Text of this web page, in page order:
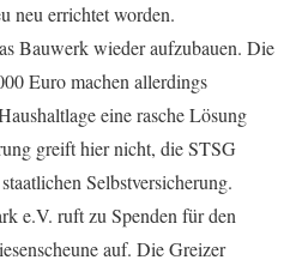
neu errichtet worden.
Bauwerk wieder aufzubauen. Die
Euro machen allerdings
eine rasche Lösung
greift hier nicht, die STSG
Selbstversicherung.
e.V. ruft zu Spenden für den
auf. Die Greizer